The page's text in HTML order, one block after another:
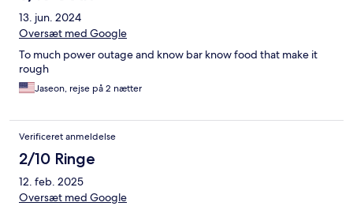
13. jun. 2024
Oversæt med Google
To much power outage and know bar know food that make it
rough
Jaseon, rejse på 2 nætter
Verificeret anmeldelse
2/10 Ringe
12. feb. 2025
Oversæt med Google